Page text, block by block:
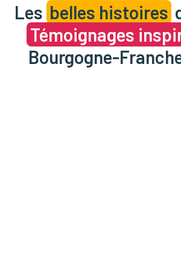
Les belles histoires
Témoignages
Bourgogne-